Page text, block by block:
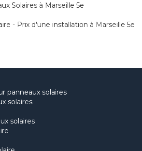
Solaires à Marseille 5e
- Prix d'une installation à Marseille 5e
panneaux solaires
solaires
solaires